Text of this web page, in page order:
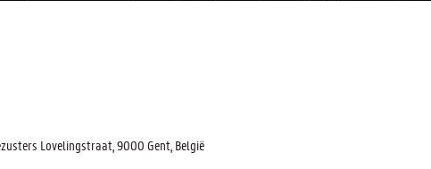
Lovelingstraat, 9000 Gent, België